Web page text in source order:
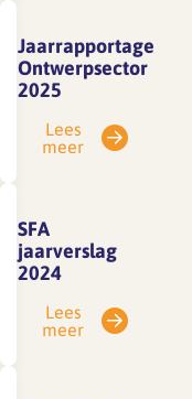
Jaarrapportage
Ontwerpsector
2025
Lees
meer
SFA
jaarverslag
2024
Lees
meer